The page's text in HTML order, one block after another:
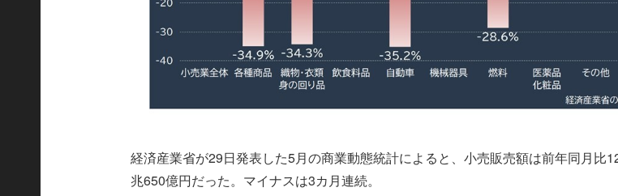
経済産業省が29日発表した5月の商業動態統計によると、小売販売額は前年同月比
兆650億円だった。マイナスは3カ月連続。